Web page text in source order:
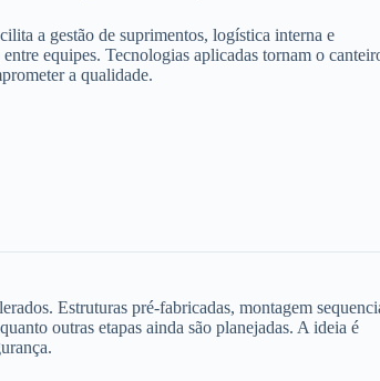
a gestão de suprimentos, logística interna e
equipes. Tecnologias aplicadas tornam o
a qualidade.
Estruturas pré-fabricadas, montagem
outras etapas ainda são planejadas. A ideia é